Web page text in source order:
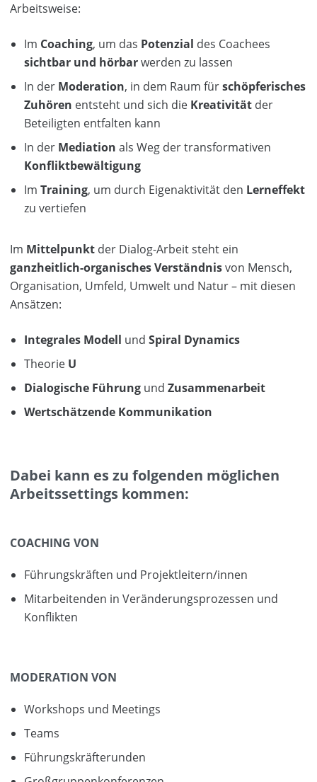
Arbeitsweise:
Im Coaching, um das Potenzial des Coachees
sichtbar und hörbarwerden zu lassen
In der Moderation, in dem Raum fürschöpferisches
Zuhören entsteht und sich die Kreativität der
Beteiligten entfalten kann
In der Mediation als Weg der transformativen
Konfliktbewältigung
Im Training, um durch Eigenaktivität den Lerneffekt
zu vertiefen
Im Mittelpunkt der Dialog-Arbeit steht ein
ganzheitlich-organisches Verständnisvon Mensch,
Organisation, Umfeld, Umwelt und Natur – mit diesen
Ansätzen:
Integrales Modell und Spiral Dynamics
Theorie U
Dialogische Führung und Zusammenarbeit
Wertschätzende Kommunikation
Dabei kann es zu folgenden möglichen
Arbeitssettings kommen:
COACHING VON
Führungskräften und Projektleitern/innen
Mitarbeitenden in Veränderungsprozessen und
Konflikten
MODERATION VON
Workshops und Meetings
Teams
Führungskräfterunden